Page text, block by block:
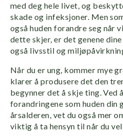
med deg hele livet, og
skade og infeksjoner. Men
også huden forandre seg når
dette skjer, er det genene
også livsstil og
Når du er ung, kommer mye
klarer å produsere det den
begynner det å skje ting. Ved
forandringene som huden din
årsalderen, vet du også mer
viktig å ta hensyn til når du